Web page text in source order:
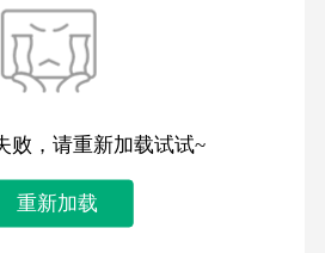
败，请重新加载试试~
重新加载